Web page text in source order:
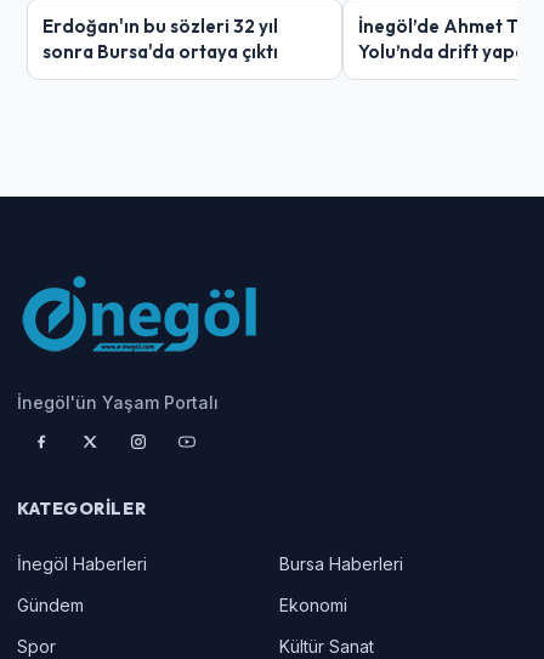
Erdoğan'ın bu sözleri 32 yıl
sonra Bursa'da ortaya çıktı
İnegöl’de Ahmet
Yolu’nda drift yapan
ağır ceza
İnegöl'ün Yaşam Portalı
KATEGORILER
İnegöl Haberleri
Bursa Haberleri
Gündem
Ekonomi
Spor
Kültür Sanat